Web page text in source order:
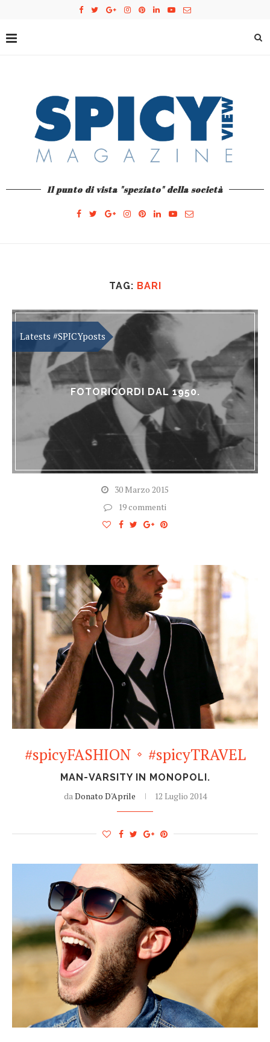
Il punto di vista "speziato" della società
TAG: BARI
FOTORICORDI DAL 1950.
30 Marzo 2015
19 commenti
#spicyFASHION #spicyTRAVEL
MAN-VARSITY IN MONOPOLI.
daDonato D'Aprile 12 Luglio 2014